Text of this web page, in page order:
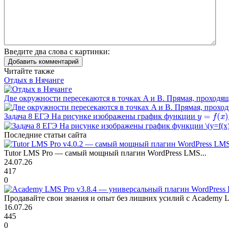
Введите два слова с картинки:
Добавить комментарий
Читайте также
Отдых в Нячанге
Две окружности пересекаются в точках A и B. Прямая,
Задача 8 ЕГЭ На рисунке изображены график функции y=f(x)
Последние статьи сайта
Tutor LMS Pro — самый мощный плагин WordPress LMS...
24.07.26
417
0
Продавайте свои знания и опыт без лишних усилий с Academy
16.07.26
445
0